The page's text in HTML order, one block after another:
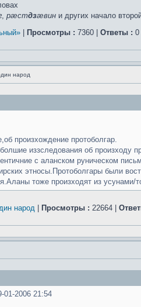
, рæстдзæвин и других начало
Просмотры : 7360 | Ответы : 0 |
народ
произхождение протоболгар.
иззследования об произходу
с аланском руническом
этносы.Протоболгары были
тоже произходят из усунами/
народ Просмотры : 22664 |
01-2006 21:54